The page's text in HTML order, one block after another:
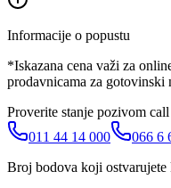
Informacije o popustu
*Iskazana cena važi za
prodavnicama za gotovinski
Proverite stanje pozivom call
011 44 14 000
066 6
Broj bodova koji